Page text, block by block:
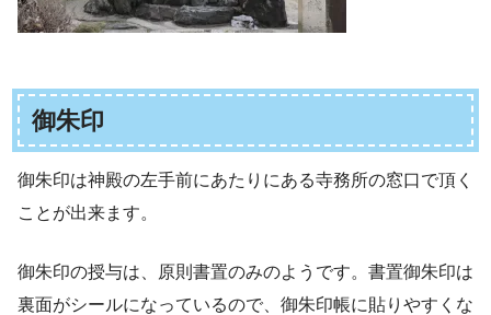
御朱印
御朱印は神殿の左手前にあたりにある寺務所の窓口で頂く
ことが出来ます。
御朱印の授与は、原則書置のみのようです。書置御朱印は
裏面がシールになっているので、御朱印帳に貼りやすくな